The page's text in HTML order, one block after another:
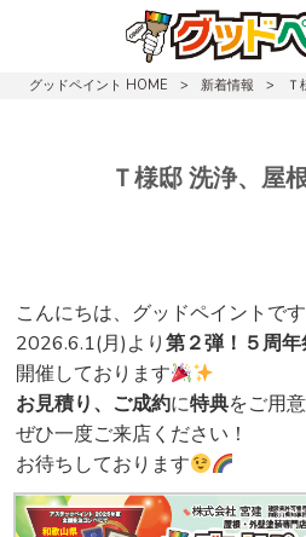
グッドペイント HOME
> 新着情報 > Ｔ
Ｔ様邸 洗浄、屋
こんにちは、グッドペイントです
2026.6.1(月)より第２弾！５周年
開催しております
お見積り、ご成約に特典をご用
ぜひ一度ご来店ください！
お待ちしております